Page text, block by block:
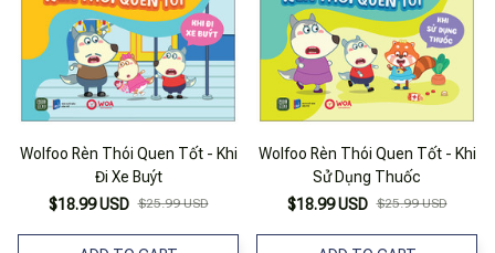
Wolfoo Rèn Thói Quen Tốt - Khi
Đi Xe Buýt
$18.99 USD $25.99 USD
Wolfoo Rèn Thói Quen Tốt - Khi
Sử Dụng Thuốc
$18.99 USD $25.99 USD